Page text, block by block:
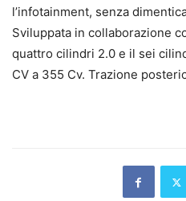
l’infotainment, senza
Sviluppata in collaborazione
quattro cilindri 2.0 e il sei
CV a 355 Cv. Trazione